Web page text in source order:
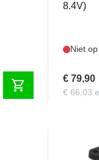
shopping_cart
8.4V)
Niet
€ 79,90
€ 66,03